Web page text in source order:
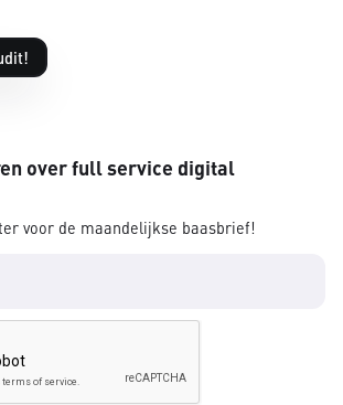
over full service digital
voor de maandelijkse baasbrief!